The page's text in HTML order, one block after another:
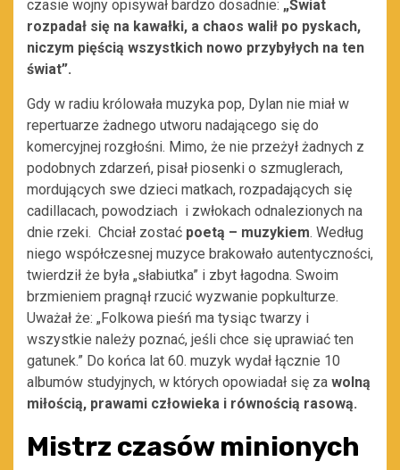
czasie wojny opisywał bardzo dosadnie: „Świat
rozpadał się na kawałki, a chaos walił po pyskach,
niczym pięścią wszystkich nowo przybyłych na ten
świat”.
Gdy w radiu królowała muzyka pop, Dylan nie miał w
repertuarze żadnego utworu nadającego się do
komercyjnej rozgłośni. Mimo, że nie przeżył żadnych z
podobnych zdarzeń, pisał piosenki o szmuglerach,
mordujących swe dzieci matkach, rozpadających się
cadillacach, powodziach i zwłokach odnalezionych na
dnie rzeki. Chciał zostać poetą – muzykiem. Według
niego współczesnej muzyce brakowało autentyczności,
twierdził że była „słabiutka” i zbyt łagodna. Swoim
brzmieniem pragnął rzucić wyzwanie popkulturze.
Uważał że: „Folkowa pieśń ma tysiąc twarzy i
wszystkie należy poznać, jeśli chce się uprawiać ten
gatunek.” Do końca lat 60. muzyk wydał łącznie 10
albumów studyjnych, w których opowiadał się za wolną
miłością, prawami człowieka i równością rasową.
Mistrz czasów minionych